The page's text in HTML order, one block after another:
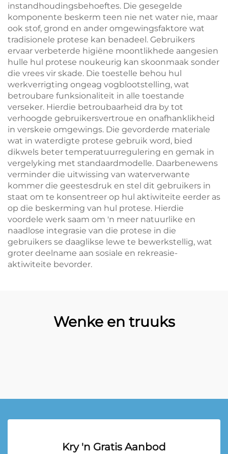
instandhoudingsbehoeftes. Die gesegelde
komponente beskerm teen nie net water nie, maar
ook stof, grond en ander omgewingsfaktore wat
tradisionele protese kan benadeel. Gebruikers
ervaar verbeterde higiëne moontlikhede aangesien
hulle hul protese noukeurig kan skoonmaak sonder
die vrees vir skade. Die toestelle behou hul
werkverrigting ongeag vogblootstelling, wat
betroubare funksionaliteit in alle toestande
verseker. Hierdie betroubaarheid dra by tot
verhoogde gebruikersvertroue en onafhanklikheid
in verskeie omgewings. Die gevorderde materiale
wat in waterdigte protese gebruik word, bied
dikwels beter temperatuurregulering en gemak in
vergelyking met standaardmodelle. Daarbenewens
verminder die uitwissing van waterverwante
kommer die geestesdruk en stel dit gebruikers in
staat om te konsentreer op hul aktiwiteite eerder as
op die beskerming van hul protese. Hierdie
voordele werk saam om 'n meer natuurlike en
naadlose integrasie van die protese in die
gebruikers se daaglikse lewe te bewerkstellig, wat
groter deelname aan sosiale en rekreasie-
aktiwiteite bevorder.
Wenke en truuks
Kry 'n Gratis Aanbod